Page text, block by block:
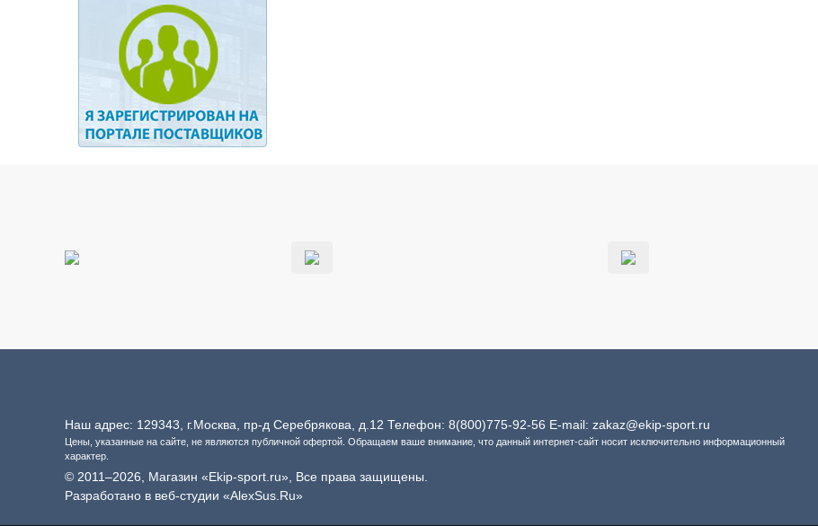
Наш адрес: 129343, г.Москва, пр-д Серебрякова, д.12 Телефон: 8(800)775-92-56 E-mail: zakaz@ekip-sport.ru
Цены, указанные на сайте, не являются публичной офертой. Обращаем ваше внимание, что данный интернет-сайт носит исключительно информационный
характер.
© 2011–2026, Магазин «Ekip-sport.ru», Все права защищены.
Разработано в веб-студии «AlexSus.Ru»